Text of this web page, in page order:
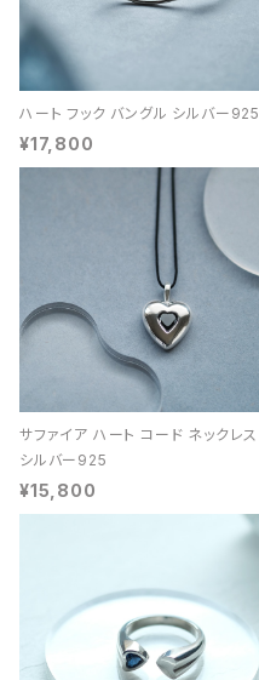
ハート フック バングル シルバー925
¥17,800
サファイア ハート コード ネックレス
シルバー925
¥15,800